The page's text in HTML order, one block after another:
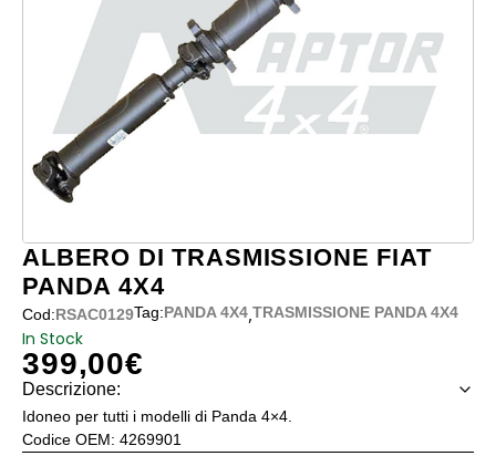
ALBERO DI TRASMISSIONE FIAT
PANDA 4X4
Cod:RSAC0129Tag:PANDA 4X4,TRASMISSIONE PANDA 4X4
In Stock
399,00€
Descrizione:
Idoneo per tutti i modelli di Panda 4×4.
Codice OEM: 4269901